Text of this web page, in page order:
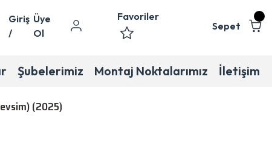
Giriş
/
Üye
Ol
Favoriler
Sepet
Şubelerimiz Montaj Noktalarımız İletişim
(2025)